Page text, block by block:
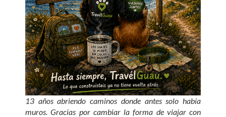
13 años abriendo caminos donde antes solo había
muros. Gracias por cambiar la forma de viajar con